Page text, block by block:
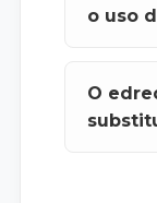
o uso
O